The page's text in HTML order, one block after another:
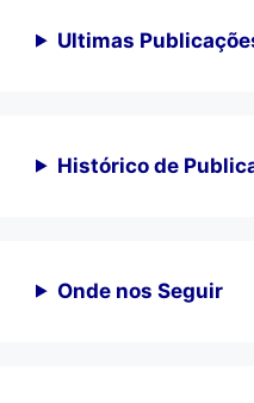
Ultimas
Histórico de
Onde nos Seguir